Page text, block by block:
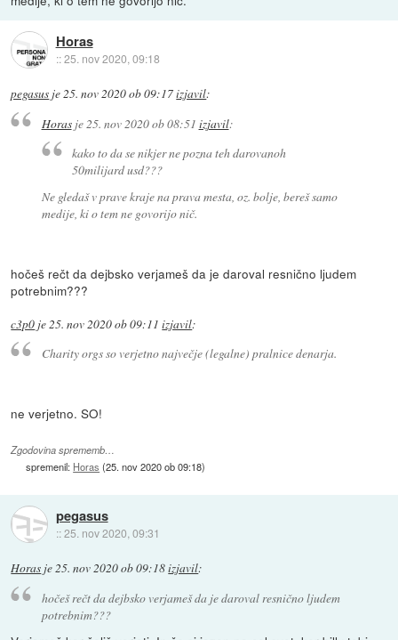
Horas
::25. nov 2020, 09:18
pegasus je25. nov 2020 ob 09:17izjavil:
Horasje25. nov 2020 ob 08:51 izjavil:
kako to da se nikjer ne pozna teh darovanoh
50milijard usd???
Ne gledaš v prave kraje na prava mesta, oz. bolje, bereš samo
medije, ki o tem ne govorijo nič.
hočeš rečt da dejbsko verjameš da je daroval resnično ljudem
potrebnim???
c3p0 je25. nov 2020 ob 09:11 izjavil:
Charity orgs so verjetno največje (legalne) pralnice denarja.
ne verjetno. SO!
Zgodovina sprememb…
spremenil: Horas (25. nov 2020 ob 09:18)
pegasus
::25. nov 2020, 09:31
Horas je25. nov 2020 ob 09:18izjavil:
hočeš rečt da dejbsko verjameš da je daroval resnično ljudem
potrebnim???